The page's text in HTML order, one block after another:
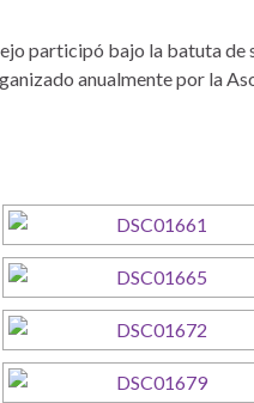
participó bajo la batuta
anualmente por la